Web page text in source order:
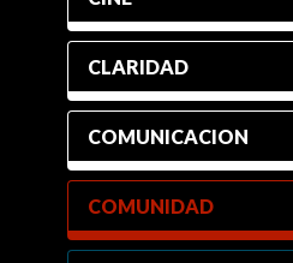
CLARIDAD
COMUNICACION
COMUNIDAD